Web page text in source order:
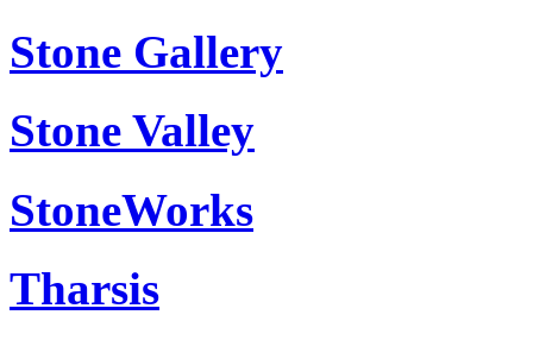
Stone Gallery
Stone Valley
StoneWorks
Tharsis